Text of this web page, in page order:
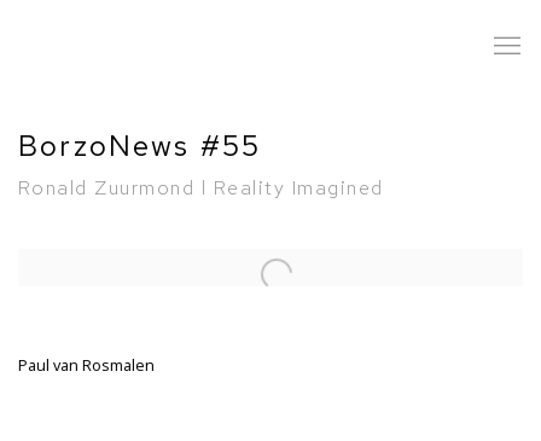
BorzoNews #55
Ronald Zuurmond l Reality Imagined
Open a larger version of the following image in a popup:
Paul van Rosmalen